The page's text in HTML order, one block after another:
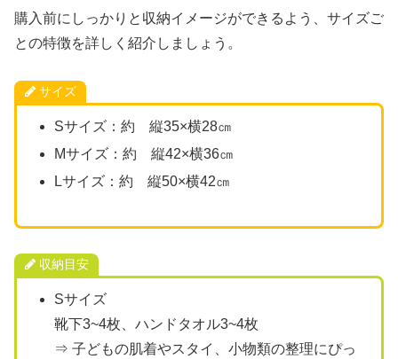
購入前にしっかりと収納イメージができるよう、サイズご
との特徴を詳しく紹介しましょう。
サイズ
Sサイズ：約 縦35×横28㎝
Mサイズ：約 縦42×横36㎝
Lサイズ：約 縦50×横42㎝
収納目安
Sサイズ
靴下3~4枚、ハンドタオル3~4枚
⇒ 子どもの肌着やスタイ、小物類の整理にぴっ